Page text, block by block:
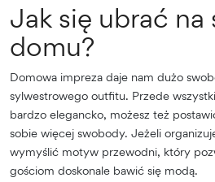
Jak się ubrać na
domu?
Domowa impreza daje nam dużo
sylwestrowego outfitu. Przede
bardzo elegancko, możesz też
sobie więcej swobody. Jeżeli
wymyślić motyw przewodni, który
gościom doskonale bawić się modą.